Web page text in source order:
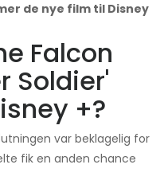
de nye film til Disney
Falcon
Soldier'
+?
var beklagelig for
fik en anden chance